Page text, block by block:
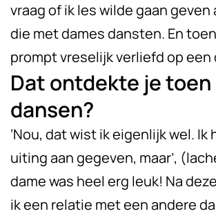
vraag of ik les wilde gaan geven
die met dames dansten. En
prompt vreselijk verliefd op een
Dat ontdekte je
dansen?
‘Nou, dat wist ik eigenlijk wel. Ik
uiting aan gegeven, maar’,
dame was heel erg leuk! Na
ik een relatie met een andere